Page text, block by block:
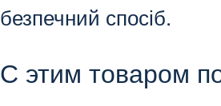
безпечний спосіб.
С этим товаром